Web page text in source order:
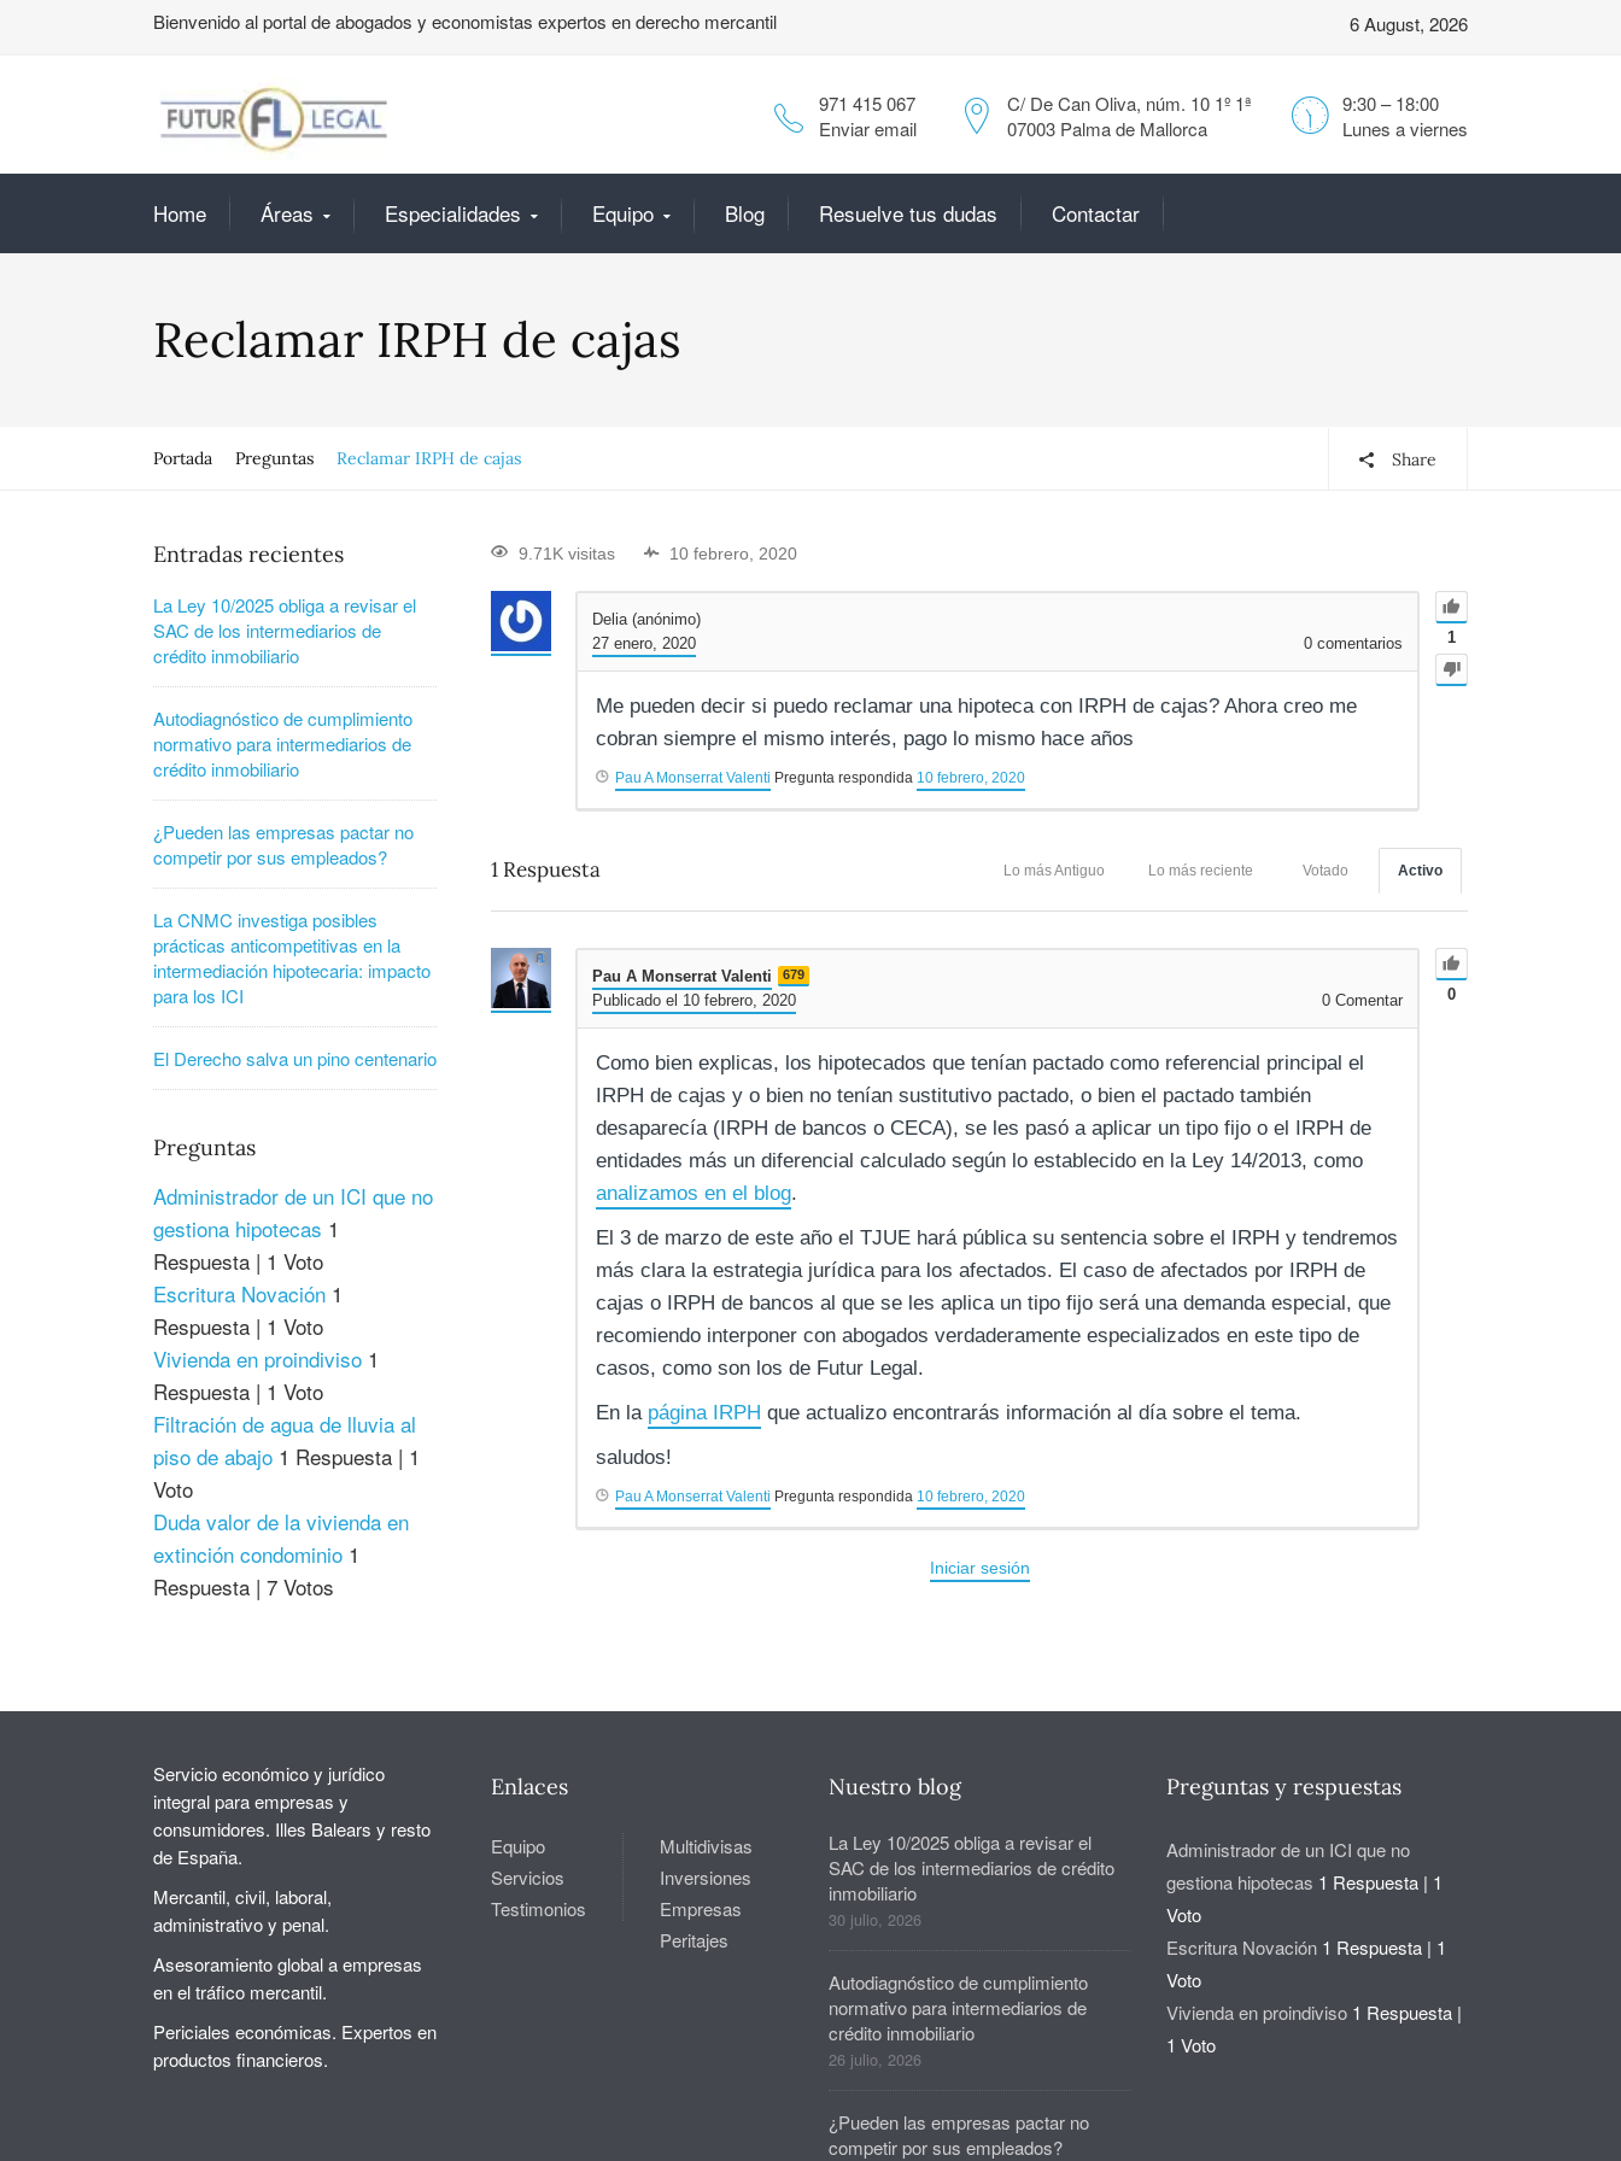
Bienvenido al portal de abogados y economistas expertos en derecho mercantil 6 August, 2026
9:30 – 18:00
Lunes a viernes
C/ De Can Oliva, núm. 10 1º 1ª
07003 Palma de Mallorca
971 415 067
Enviar email
Home Áreas Especialidades Equipo Blog Resuelve tus dudas Contactar
Reclamar IRPH de cajas
Portada Preguntas Reclamar IRPH de cajas Share
9.71K visitas 10 febrero, 2020
1
Delia (anónimo)
27 enero, 2020
0 comentarios
Me pueden decir si puedo reclamar una hipoteca con IRPH de cajas? Ahora creo me
cobran siempre el mismo interés, pago lo mismo hace años
Pau A Monserrat Valenti Pregunta respondida 10 febrero, 2020
1 Respuesta Activo
Votado
Lo más reciente
Lo más Antiguo
0
Pau A Monserrat Valenti 679
Publicado el 10 febrero, 2020 0 Comentar
Como bien explicas, los hipotecados que tenían pactado como referencial principal el
IRPH de cajas y o bien no tenían sustitutivo pactado, o bien el pactado también
desaparecía (IRPH de bancos o CECA), se les pasó a aplicar un tipo fijo o el IRPH de
entidades más un diferencial calculado según lo establecido en la Ley 14/2013, como
analizamos en el blog.
El 3 de marzo de este año el TJUE hará pública su sentencia sobre el IRPH y tendremos
más clara la estrategia jurídica para los afectados. El caso de afectados por IRPH de
cajas o IRPH de bancos al que se les aplica un tipo fijo será una demanda especial, que
recomiendo interponer con abogados verdaderamente especializados en este tipo de
casos, como son los de Futur Legal.
En la página IRPH que actualizo encontrarás información al día sobre el tema.
saludos!
Pau A Monserrat Valenti Pregunta respondida 10 febrero, 2020
Iniciar sesión
Entradas recientes
La Ley 10/2025 obliga a revisar el
SAC de los intermediarios de
crédito inmobiliario
Autodiagnóstico de cumplimiento
normativo para intermediarios de
crédito inmobiliario
¿Pueden las empresas pactar no
competir por sus empleados?
La CNMC investiga posibles
prácticas anticompetitivas en la
intermediación hipotecaria: impacto
para los ICI
El Derecho salva un pino centenario
Preguntas
Administrador de un ICI que no
gestiona hipotecas 1
Respuesta | 1 Voto
Escritura Novación 1
Respuesta | 1 Voto
Vivienda en proindiviso 1
Respuesta | 1 Voto
Filtración de agua de lluvia al
piso de abajo 1 Respuesta | 1
Voto
Duda valor de la vivienda en
extinción condominio 1
Respuesta | 7 Votos
Servicio económico y jurídico
integral para empresas y
consumidores. Illes Balears y resto
de España.
Mercantil, civil, laboral,
administrativo y penal.
Asesoramiento global a empresas
en el tráfico mercantil.
Periciales económicas. Expertos en
productos financieros.
Enlaces
Equipo
Servicios
Testimonios
Multidivisas
Inversiones
Empresas
Peritajes
Nuestro blog
La Ley 10/2025 obliga a revisar el
SAC de los intermediarios de crédito
inmobiliario
30 julio, 2026
Autodiagnóstico de cumplimiento
normativo para intermediarios de
crédito inmobiliario
26 julio, 2026
¿Pueden las empresas pactar no
competir por sus empleados?
Preguntas y respuestas
Administrador de un ICI que no
gestiona hipotecas 1 Respuesta | 1
Voto
Escritura Novación 1 Respuesta | 1
Voto
Vivienda en proindiviso 1 Respuesta |
1 Voto